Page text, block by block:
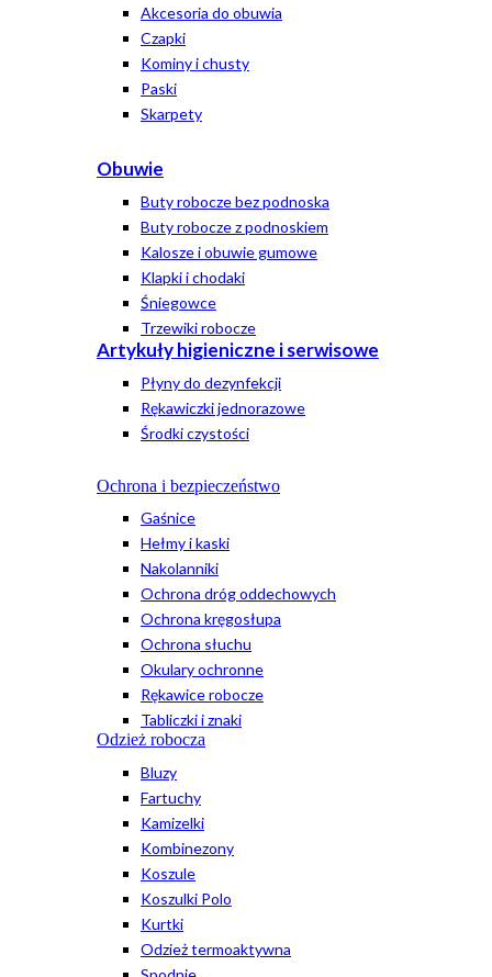
Akcesoria do obuwia
Czapki
Kominy i chusty
Paski
Skarpety
Obuwie
Buty robocze bez podnoska
Buty robocze z podnoskiem
Kalosze i obuwie gumowe
Klapki i chodaki
Śniegowce
Trzewiki robocze
Artykuły higieniczne i serwisowe
Płyny do dezynfekcji
Rękawiczki jednorazowe
Środki czystości
Ochrona i bezpieczeństwo
Gaśnice
Hełmy i kaski
Nakolanniki
Ochrona dróg oddechowych
Ochrona kręgosłupa
Ochrona słuchu
Okulary ochronne
Rękawice robocze
Tabliczki i znaki
Odzież robocza
Bluzy
Fartuchy
Kamizelki
Kombinezony
Koszule
Koszulki Polo
Kurtki
Odzież termoaktywna